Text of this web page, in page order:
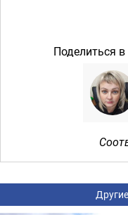
Поделиться в